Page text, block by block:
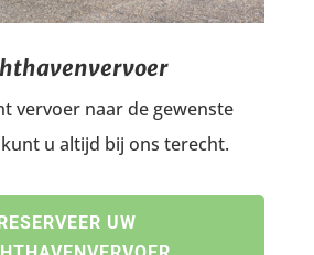
vervoer naar de gewenste
u altijd bij ons terecht.
RESERVEER UW